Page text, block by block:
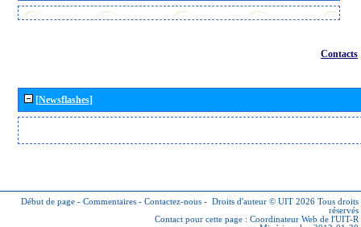
Contacts
[Newsflashes]
Début de page - Commentaires - Contactez-nous - Droits d'auteur © UIT 2026 Tous droits
réservés
Contact pour cette page : Coordinateur Web de l'UIT-R